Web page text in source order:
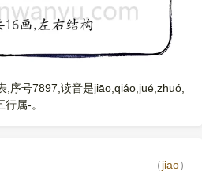
,序号7897,读音是jiāo,qiáo,jué,zhuó,
属-。
（jiāo）